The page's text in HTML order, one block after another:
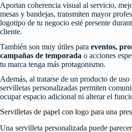
Aportan coherencia visual al servicio,
mesas y bandejas, transmiten mayor
logotipo de tu negocio esté presente
cliente.
También son muy útiles para eventos,
campañas de temporada o acciones
tu marca tenga más protagonismo.
Además, al tratarse de un producto de
servilletas personalizadas permiten
ocupar espacio adicional ni alterar el
Servilletas de papel con logo para una
Una servilleta personalizada puede